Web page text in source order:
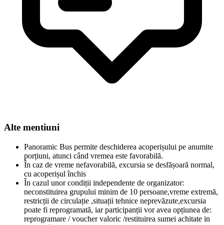
Alte mentiuni
Panoramic Bus permite deschiderea acoperișului pe anumite
porțiuni, atunci când vremea este favorabilă.
În caz de vreme nefavorabilă, excursia se desfășoară normal,
cu acoperișul închis
În cazul unor condiții independente de organizator:
neconstituirea grupului minim de 10 persoane,vreme extremă,
restricții de circulație ,situații tehnice neprevăzute,excursia
poate fi reprogramată, iar participanții vor avea opțiunea de:
reprogramare / voucher valoric /restituirea sumei achitate in